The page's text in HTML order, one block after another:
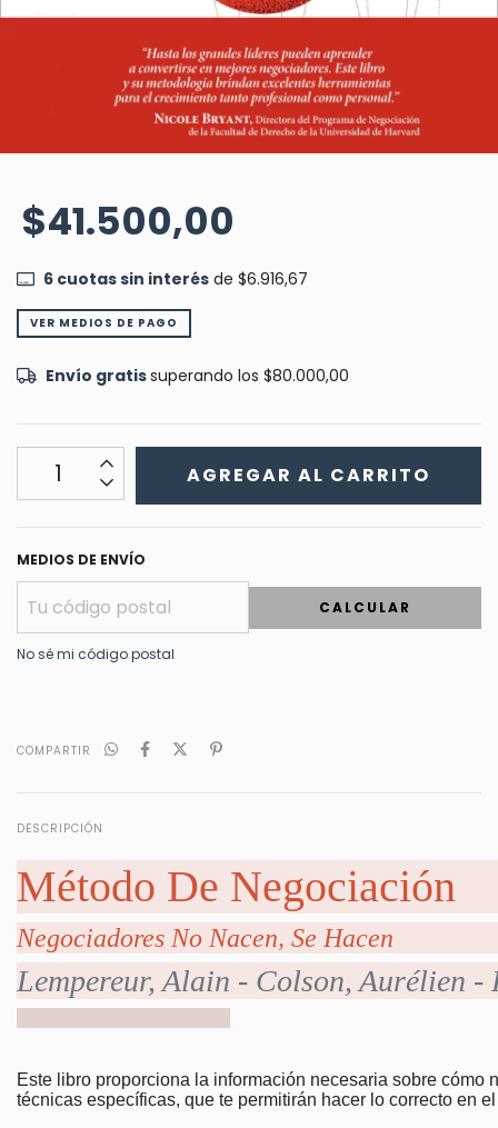
$41.500,00
6cuotas sin interésde $6.916,67
VER MEDIOS DE PAGO
Envío gratissuperando los $80.000,00
MEDIOS DE ENVÍO
CALCULAR
No sé mi código postal
COMPARTIR
DESCRIPCIÓN
Método De Negociación
Negociadores No Nacen, Se Hacen
Lempereur, Alain - Colson, Aurélien -
Este libro proporciona la información necesaria sobre
técnicas específicas, que te permitirán hacer lo correcto en